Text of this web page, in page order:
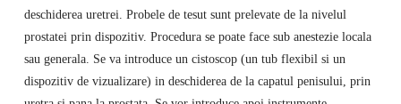
deschiderea uretrei. Probele de tesut sunt prelevate de la nivelul
prostatei prin dispozitiv. Procedura se poate face sub anestezie locala
sau generala. Se va introduce un cistoscop (un tub flexibil si un
dispozitiv de vizualizare) in deschiderea de la capatul penisului, prin